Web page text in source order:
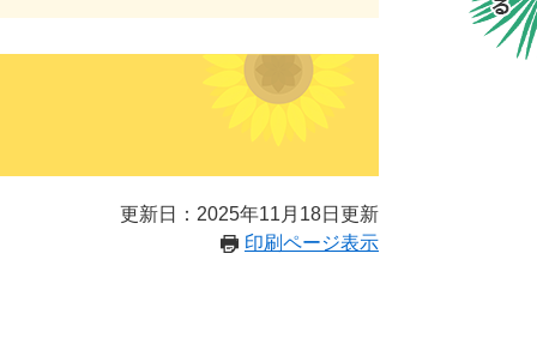
更新日：2025年11月18日更新
印刷ページ表示